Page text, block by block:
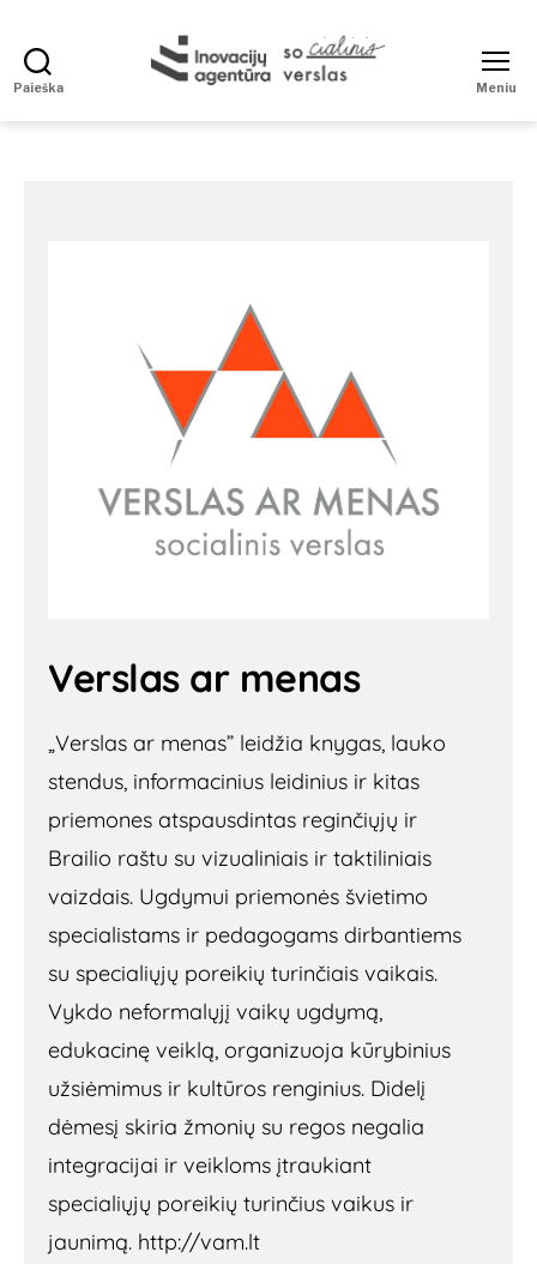
Paieška
Enterprise
Meniu
Verslas ar menas
„Verslas ar menas” leidžia knygas, lauko
stendus, informacinius leidinius ir kitas
priemones atspausdintas reginčiųjų ir
Brailio raštu su vizualiniais ir taktiliniais
vaizdais. Ugdymui priemonės švietimo
specialistams ir pedagogams dirbantiems
su specialiųjų poreikių turinčiais vaikais.
Vykdo neformalųjį vaikų ugdymą,
edukacinę veiklą, organizuoja kūrybinius
užsiėmimus ir kultūros renginius. Didelį
dėmesį skiria žmonių su regos negalia
integracijai ir veikloms įtraukiant
specialiųjų poreikių turinčius vaikus ir
jaunimą. http://vam.lt